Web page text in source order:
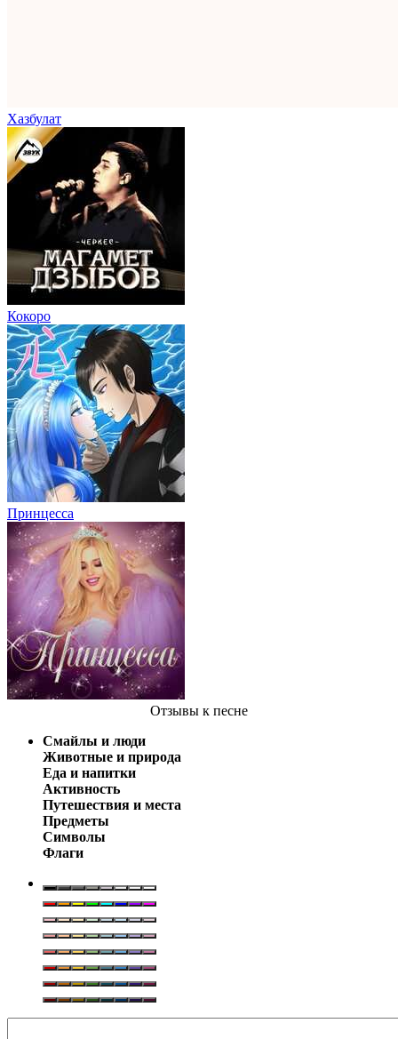
Хазбулат
Кокоро
Принцесса
Отзывы к песне
Смайлы и люди
Животные и природа
Еда и напитки
Активность
Путешествия и места
Предметы
Символы
Флаги